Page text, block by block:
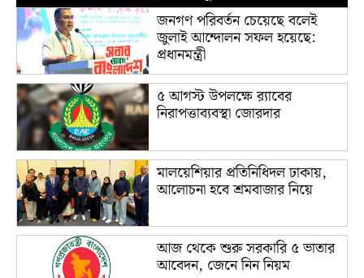
জনগণ পরিবর্তন চেয়েছে বলেই
জুলাই আন্দোলন সফল হয়েছে:
প্রধানমন্ত্রী
৫ আগস্ট উপলক্ষে র‌্যাবের
নিরাপত্তাব্যবস্থা জোরদার
মালয়েশিয়ার প্রতিনিধিদল ঢাকায়,
আলোচনা হবে শ্রমবাজার নিয়ে
আজ থেকে শুরু সরকারি ৫ ভাতার
আবেদন, জেনে নিন নিয়ম